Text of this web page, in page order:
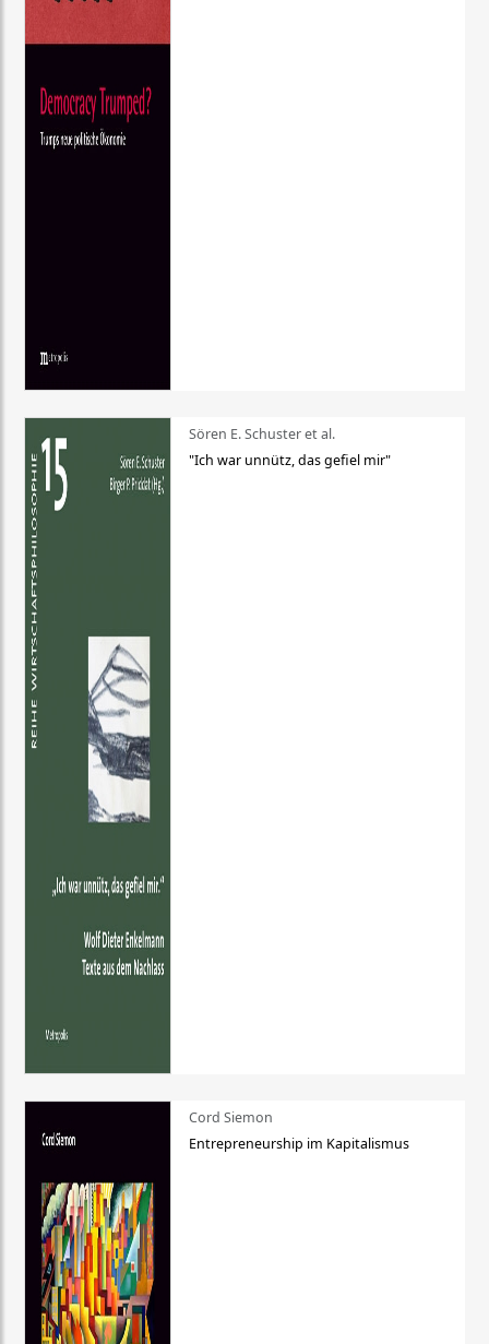
Sören E. Schuster et al.
"Ich war unnütz, das gefiel mir"
Cord Siemon
Entrepreneurship im Kapitalismus